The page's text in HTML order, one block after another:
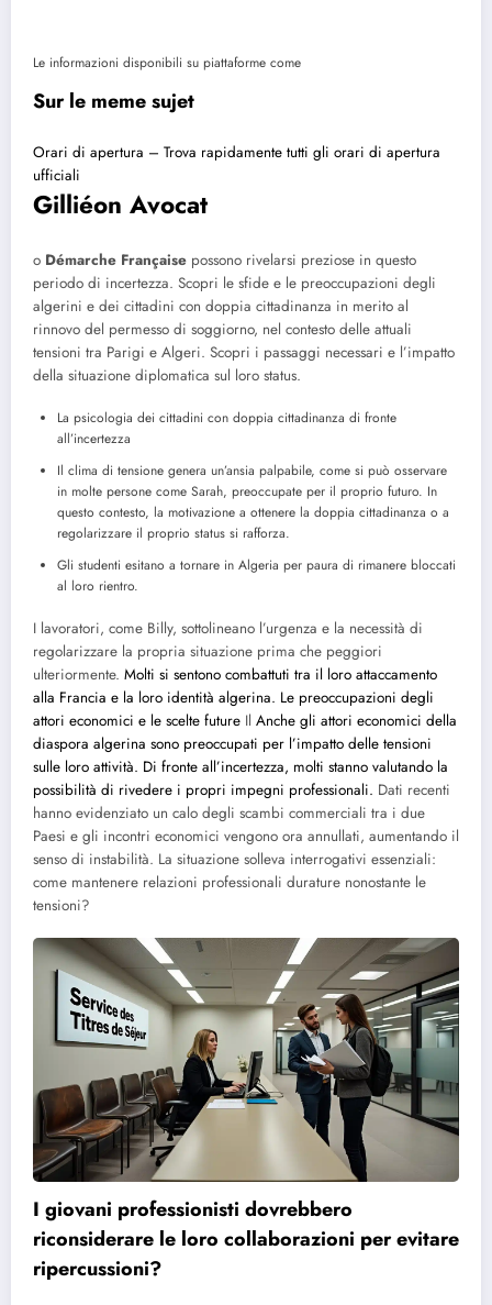
Le informazioni disponibili su piattaforme come
Sur le meme sujet
Orari di apertura – Trova rapidamente tutti gli orari di apertura
ufficiali
Gilliéon Avocat
o Démarche Française possono rivelarsi preziose in questo
periodo di incertezza. Scopri le sfide e le preoccupazioni degli
algerini e dei cittadini con doppia cittadinanza in merito al
rinnovo del permesso di soggiorno, nel contesto delle attuali
tensioni tra Parigi e Algeri. Scopri i passaggi necessari e l’impatto
della situazione diplomatica sul loro status.
La psicologia dei cittadini con doppia cittadinanza di fronte
all’incertezza
Il clima di tensione genera un’ansia palpabile, come si può osservare
in molte persone come Sarah, preoccupate per il proprio futuro. In
questo contesto, la motivazione a ottenere la doppia cittadinanza o a
regolarizzare il proprio status si rafforza.
Gli studenti esitano a tornare in Algeria per paura di rimanere bloccati
al loro rientro.
I lavoratori, come Billy, sottolineano l’urgenza e la necessità di
regolarizzare la propria situazione prima che peggiori
ulteriormente. Molti si sentono combattuti tra il loro attaccamento
alla Francia e la loro identità algerina. Le preoccupazioni degli
attori economici e le scelte future Il Anche gli attori economici della
diaspora algerina sono preoccupati per l’impatto delle tensioni
sulle loro attività. Di fronte all’incertezza, molti stanno valutando la
possibilità di rivedere i propri impegni professionali. Dati recenti
hanno evidenziato un calo degli scambi commerciali tra i due
Paesi e gli incontri economici vengono ora annullati, aumentando il
senso di instabilità. La situazione solleva interrogativi essenziali:
come mantenere relazioni professionali durature nonostante le
tensioni?
I giovani professionisti dovrebbero
riconsiderare le loro collaborazioni per evitare
ripercussioni?